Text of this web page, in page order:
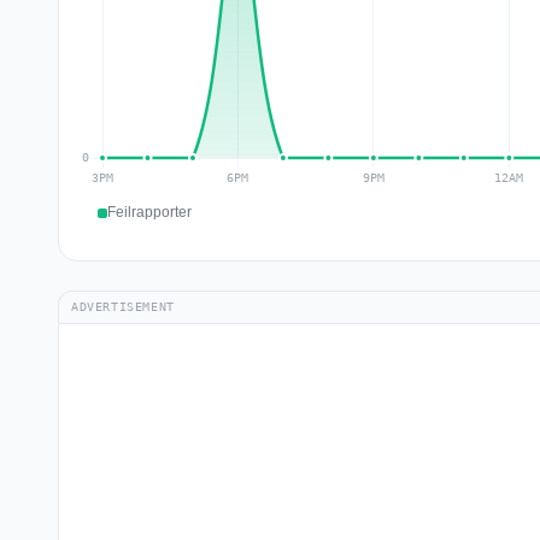
Feilrapporter
ADVERTISEMENT